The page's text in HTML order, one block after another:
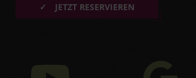
✓ JETZT RESERVIEREN